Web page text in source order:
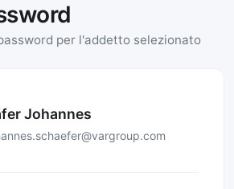
per l'addetto selezionato
Johannes